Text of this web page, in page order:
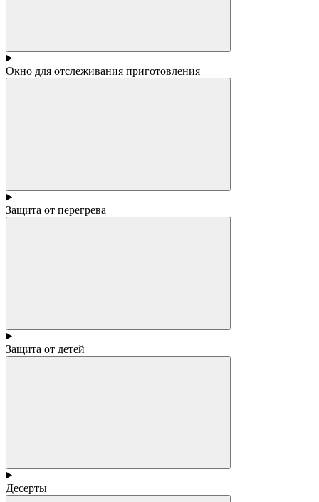
Окно для отслеживания приготовления
Защита от перегрева
Защита от детей
Десерты